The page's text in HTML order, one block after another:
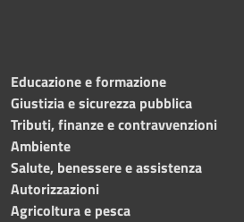
Educazione e formazione
Giustizia e sicurezza pubblica
Tributi, finanze e contravvenzioni
Ambiente
Salute, benessere e assistenza
Autorizzazioni
Agricoltura e pesca